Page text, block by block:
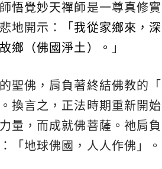
悟覺妙天禪師是一尊真修
地開示：「 我從家鄉來，
鄉（佛國淨土）。 」
聖佛，肩負著終結佛教的
換言之，正法時期重新開
量，而成就佛菩薩。祂肩
「地球佛國，人人作佛」。